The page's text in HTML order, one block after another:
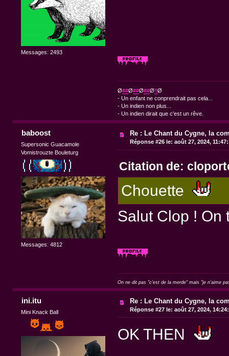
Messages: 2493
Ø##Ø##Ø##Ø!!Ø
- Un enfant ne conprendrait pas cela...
- Un indien non plus...
- Un indien dirait que c'est un rêve.
baboost
Supersonic Guacamole
Vomistrouzte Bouleturg
Messages: 4812
Re : Le Chant du Cygne, la
Réponse #26 le: août 27, 2024,
Citation de:
Chouette
Salut Clop ! On
On ne dit pas "c'est de la merde" mais "je n'aime
ini.itu
Mini Knack Ball
Re : Le Chant du Cygne, la
Réponse #27 le: août 27, 2024,
OK THEN